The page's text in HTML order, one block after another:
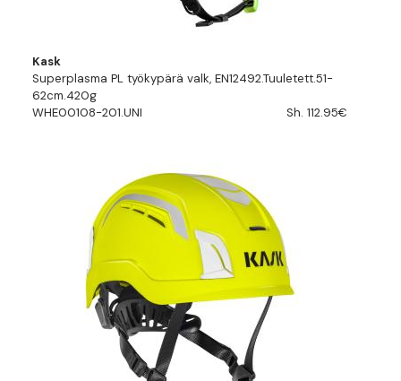
Kask
Superplasma PL työkypärä valk, EN12492.Tuuletett.51-
62cm.420g
WHE00108-201.UNI
Sh. 112.95€